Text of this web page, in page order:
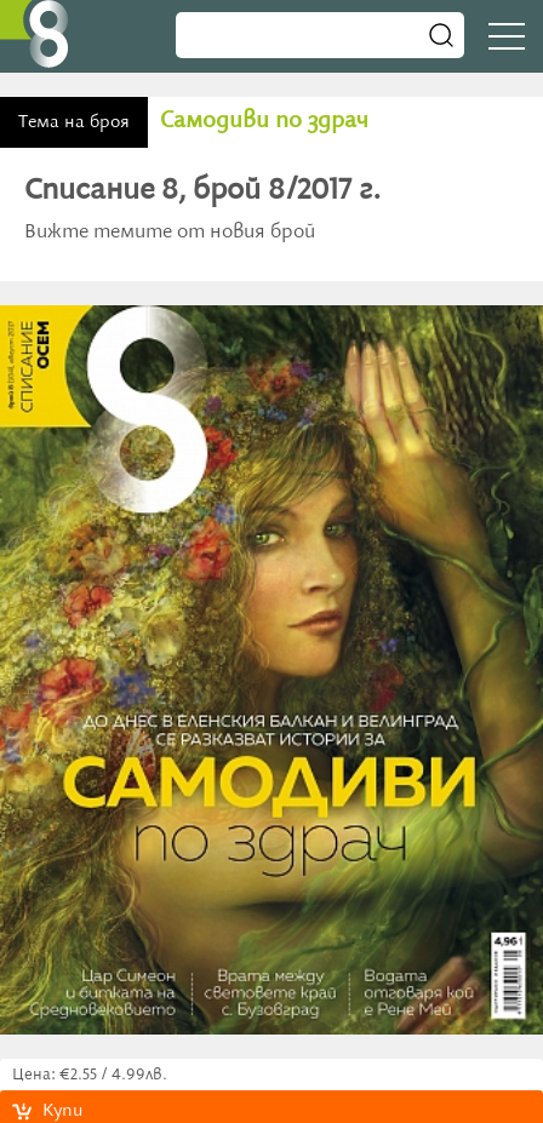
Тема на броя Самодиви по здрач
Списание 8, брой 8/2017 г.
Вижте темите от новия брой
Цена: €2.55 / 4.99лв.
Купи